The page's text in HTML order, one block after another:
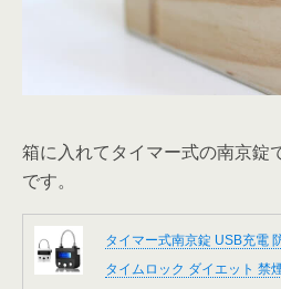
箱に入れてタイマー式の南京錠
です。
タイマー式南京錠 USB充電
タイムロック ダイエット 禁